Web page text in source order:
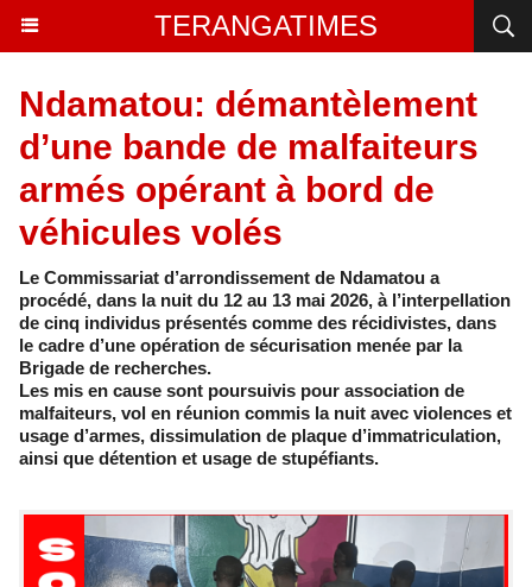
TERANGATIMES
Ndamatou: démantèlement
d’une bande de malfaiteurs
armés opérant à bord de
véhicules volés
Le Commissariat d’arrondissement de Ndamatou a
procédé, dans la nuit du 12 au 13 mai 2026, à l’interpellation
de cinq individus présentés comme des récidivistes, dans
le cadre d’une opération de sécurisation menée par la
Brigade de recherches.
Les mis en cause sont poursuivis pour association de
malfaiteurs, vol en réunion commis la nuit avec violences et
usage d’armes, dissimulation de plaque d’immatriculation,
ainsi que détention et usage de stupéfiants.